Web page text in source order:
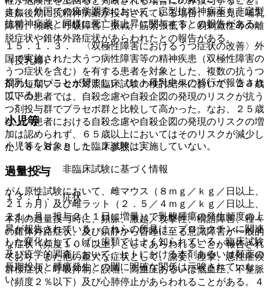
また、外国での疫学調査において、定型抗精神病薬も非定型
抗精神病薬と同様に死亡率上昇に関与するとの報告がある。
１５．１．３． 〈双極性障害におけるうつ症状の改善〉外
国で実施された大うつ病性障害等の精神疾患（双極性障害の
うつ症状を含む）を有する患者を対象とした、複数の抗うつ
剤の短期プラセボ対照臨床試験の検討結果において、２４歳
以下の患者では、自殺念慮や自殺企図の発現のリスクが抗う
つ剤投与群でプラセボ群と比較して高かった。なお、２５歳
以上の患者における自殺念慮や自殺企図の発現のリスクの増
加は認められず、６５歳以上においてはそのリスクが減少し
た〔８．８、９．１．７参照〕。
１５．２． 非臨床試験に基づく情報
がん原性試験において、雌マウス（８ｍｇ／ｋｇ／日以上、
２１ヵ月）及び雌ラット（２．５／４ｍｇ／ｋｇ／日以上、
２１ヵ月、投与２１１日に増量）で乳腺腫瘍の発生頻度の上
昇が報告されている。これらの所見は、プロラクチンに関連
した変化として、げっ歯類ではよく知られている。臨床試験
及び疫学的調査において、ヒトにおける本剤あるいは類薬の
長期投与と腫瘍発生との間に明確な関係は示唆されていな
い。
妊娠後期に抗精神病薬が投与されている場合、新生児に哺乳
障害、傾眠、呼吸障害、振戦、筋緊張低下、易刺激性等の離
脱症状や錐体外路症状があらわれたとの報告がある。
（授乳婦）
授乳しないことが望ましい（ヒト母乳中への移行が報告され
ている）。
小児等
小児等を対象とした臨床試験は実施していない。
過量投与
１３．１． 症状
本剤の過量投与時に、頻脈、激越／攻撃性、構語障害、種々
の錐体外路症状、及び鎮静から昏睡に至る意識障害が一般的
な症状（頻度１０％以上）としてあらわれることが報告され
ており、また他の重大な症状として、譫妄、痙攣、悪性症候
群様症状、呼吸抑制、誤嚥、高血圧あるいは低血圧、不整脈
（頻度２％以下）及び心肺停止があらわれることがある。４